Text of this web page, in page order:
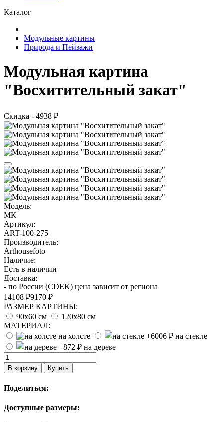
Каталог
Модульные картины
Природа и Пейзажи
Модульная картина
"Восхитительный закат"
Скидка - 4938 ₽
Модель:
МК
Артикул:
ART-100-275
Производитель:
Arthousefoto
Наличие:
Есть в наличии
Доставка:
- по России (CDEK) цена зависит от региона
14108 ₽9170 ₽
РАЗМЕР КАРТИНЫ:
90х60 см
120х80 см
МАТЕРИАЛ:
на холсте
на стекле
на дереве
В корзину Купить
Поделиться:
Доступные размеры: